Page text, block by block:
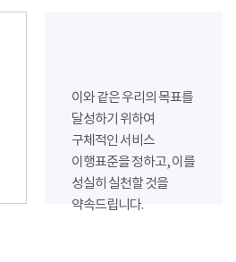
이와 같은 우리의 목표를
달성하기 위하여
구체적인 서비스
이행표준을 정하고, 이를
성실히 실천할 것을
약속드립니다.